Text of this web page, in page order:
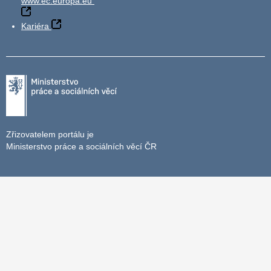
Kariéra
Zřizovatelem portálu je
Ministerstvo práce a sociálních věcí ČR